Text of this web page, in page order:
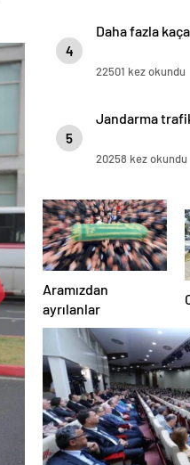
4
Daha fazla
22501 kez okundu
5
Jandarma
20258 kez okundu
Aramızdan
ayrılanlar